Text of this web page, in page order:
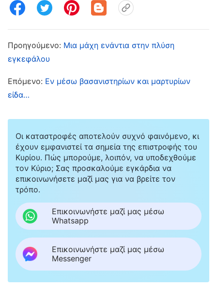
ξενοδοχείο για παρακολούθηση. Έφεραν τον
δωμάτιο, για να με ενθαρρύνει να δώσω
πληροφορίες για την εκκλησία. Αρχικά, άρχισα
σύζυγό μου από εκείνο το κολαστήριο όσο
γίνεται γρηγορότερα. Όμως, για να φύγω,
έπρεπε να προδώσω τον Θεό και να καταδώσω
τους αδελφούς και τις αδελφές μου. Τότε,
ήρθαν στο μυαλό μου τα λόγια του Θεού:
Πρέπει να είστε σε επαγρύπνηση και να
περιμένετε διαρκώς, και πρέπει να
προσεύχεστε περισσότερο ενώπιόν Μου.
Πρέπει να αναγνωρίζετε τις διάφορες
σκευωρίες και τα πανούργα σχέδια του
Σατανά, να αναγνωρίζετε τα πνεύματα, να
γνωρίζετε τους ανθρώπους και να είστε σε
θέση να διακρίνετε κάθε είδους ανθρώπους,
Προηγούμενο: Μια μάχη ενάντια στην πλύση
εγκεφάλου
Επόμενο: Εν μέσω βασανιστηρίων και μαρτυρίων
είδα…
Οι καταστροφές αποτελούν συχνό φαινόμενο, κι
έχουν εμφανιστεί τα σημεία της επιστροφής του
Κυρίου. Πώς μπορούμε, λοιπόν, να υποδεχθούμε
τον Κύριο; Σας προσκαλούμε εγκάρδια να
επικοινωνήσετε μαζί μας για να βρείτε τον
τρόπο.
Επικοινωνήστε μαζί μας μέσω
Whatsapp
Επικοινωνήστε μαζί μας μέσω
Messenger